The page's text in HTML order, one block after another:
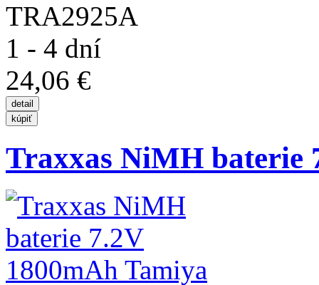
TRA2925A
1 - 4 dní
24,06 €
Traxxas NiMH baterie